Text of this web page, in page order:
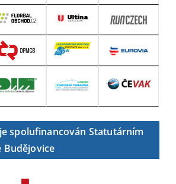
spolufinancován Statutárním
Budějovice